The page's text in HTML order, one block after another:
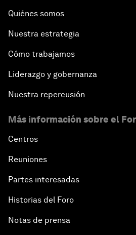
Quiénes somos
Nuestra estrategia
Cómo trabajamos
Liderazgo y gobernanza
Nuestra repercusión
Más información sobre el
Centros
Reuniones
Partes interesadas
Historias del Foro
Notas de prensa